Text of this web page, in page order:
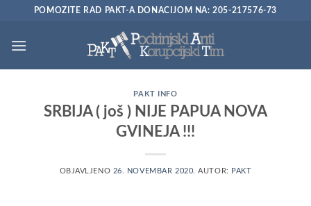
Preskoči
sadržaj
POMOZITE RAD PAKT-A DONACIJOM NA: 205-217576-73
PAKT INFO
SRBIJA ( još ) NIJE PAPUA NOVA
GVINEJA !!!
OBJAVLJENO 26. NOVEMBAR 2020. AUTOR: PAKT